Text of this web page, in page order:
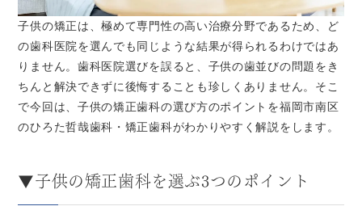
子供の矯正は、極めて専門性の高い治療分野であるため、ど
の歯科医院を選んでも同じような結果が得られるわけではあ
りません。歯科医院選びを誤ると、子供の歯並びの問題をき
ちんと解決できずに後悔することも珍しくありません。そこ
で今回は、子供の矯正歯科の選び方のポイントを福岡市南区
のひろた哲哉歯科・矯正歯科がわかりやすく解説をします。
▼子供の矯正歯科を選ぶ3つのポイント